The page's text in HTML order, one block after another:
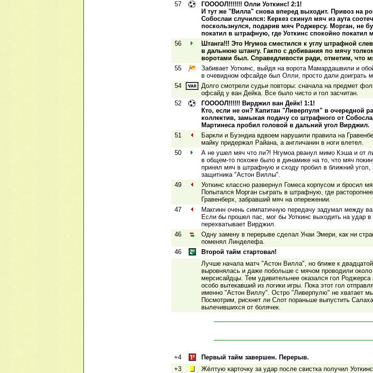
57
ГООООЛ!!!!!!! Олли Уоткинс! 2:1!
И тут же "Вилла" снова вперед выходит. Привоз на
Собослаи случился: Керкез скинул мяч из аута
поскользнулся, подарив мяч Роджерсу. Морган, не
покатил в штрафную, где Уоткинс спокойно покатил
56
Штанга!!! Это Нгумоа сместился к углу штрафной
в дальнюю штангу. Гакпо с добивания по мячу
воротами был. Справедливости ради, отметим, что
55
Забивает Уоткинс, выйдя на ворота Мамардашвили и
в очевидном офсайде был Олли, просто дали доиграть
54
Долго смотрели судьи повторы: сначала на предмет
офсайд у ван Дейка. Все было чисто и гол засчитан.
52
ГООООЛ!!!!!! Вирджил ван Дейк! 1:1!
Кто, если не он? Капитан "Ливерпуля" в очередной
коллектив, замыкая подачу со штрафного от
Мартинеса пробил головой в дальний угол Вирджил.
51
Баркли и Буэндиа вдвоем нарушили правила на
майку придержал Райана, а англичанин в ноги влетел.
50
А не ушел мяч что ли?! Нгумоа рванул мимо Кэша и от
в общем-то похоже было в динамике на то, что мяч
принял мяч в штрафную и сходу пробил в ближний угол,
защитника "Астон Виллы".
49
Уоткинс классно развернул Гомеса корпусом и бросил
Попытался Морган сыграть в штрафную, где
Гравенберх, забравший мяч на опережении.
47
Макгинн очень симпатичную передачу задумал между
Если бы прошел пас, мог бы Уоткинс выходить на удар
перехватывает Вирджил.
46
Одну замену в перерыве сделал Унаи Эмери, как ни
поменял Линделефа.
46
Второй тайм стартовал!
Лучше начала матч "Астон Вилла", но ближе к
выровнялась и даже побольше с мячом проводили
мерсисайдцы. Тем удивительнее оказался гол
особо вытекавший из логики игры. Пока этот гол
именно "Астон Виллу". Остро "Ливерпулю" не хватает
Посмотрим, рискнет ли Слот пораньше выпустить
вылечившихся от болячек.
+4
Первый тайм завершен. Перерыв.
+3
Жёлтую карточку за удар после свистка получил